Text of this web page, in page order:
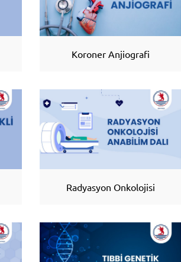
Koroner Anjiografi
Radyasyon Onkolojisi